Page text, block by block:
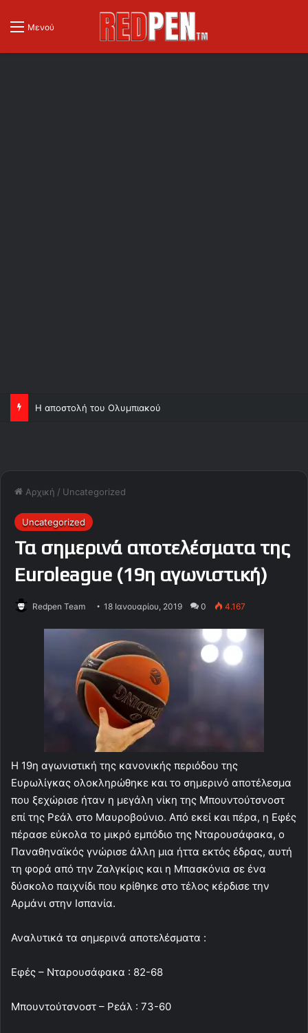
Μενού
Η αποστολή του Ολυμπιακού
Αρχική / Uncategorized
Uncategorized
Τα σημερινά αποτελέσματα της
Euroleague (19η αγωνιστική)
Redpen Team 18 Ιανουαρίου, 2019 0 4.167
Η 19η αγωνιστική της κανονικής περιόδου της
Ευρωλίγκας ολοκληρώθηκε και το σημερινό αποτέλεσμα
που ξεχώρισε ήταν η μεγάλη νίκη της Μπουντούτσνοστ
επί της Ρεάλ στο Μαυροβούνιο. Από εκεί και πέρα, η Εφές
πέρασε εύκολα το μικρό εμπόδιο της Νταρουσάφακα, ο
Παναθηναϊκός γνώρισε άλλη μια ήττα εκτός έδρας, αυτή
τη φορά από την Ζαλγκίρις και η Μπασκόνια σε ένα
δύσκολο παιχνίδι που κρίθηκε στο τέλος κέρδισε την
Αρμάνι στην Ισπανία.
Αναλυτικά τα σημερινά αποτελέσματα :
Εφές – Νταρουσάφακα : 82-68
Μπουντούτσνοστ – Ρεάλ : 73-60